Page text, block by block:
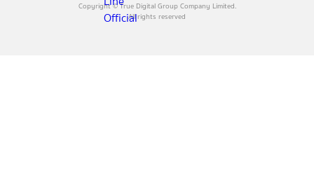
Copyright © True Digital Group Company Limited.
All rights reserved